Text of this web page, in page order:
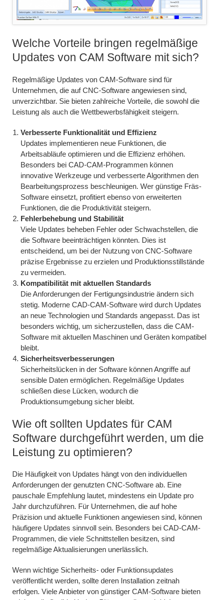
Welche Vorteile bringen regelmäßige
Updates von CAM Software mit sich?
Regelmäßige Updates von CAM-Software sind für
Unternehmen, die auf CNC-Software angewiesen sind,
unverzichtbar. Sie bieten zahlreiche Vorteile, die sowohl die
Leistung als auch die Wettbewerbsfähigkeit steigern.
Verbesserte Funktionalität und Effizienz
Updates implementieren neue Funktionen, die
Arbeitsabläufe optimieren und die Effizienz erhöhen.
Besonders bei CAD-CAM-Programmen können
innovative Werkzeuge und verbesserte Algorithmen den
Bearbeitungsprozess beschleunigen. Wer günstige Fräs-
Software einsetzt, profitiert ebenso von erweiterten
Funktionen, die die Produktivität steigern.
Fehlerbehebung und Stabilität
Viele Updates beheben Fehler oder Schwachstellen, die
die Software beeinträchtigen könnten. Dies ist
entscheidend, um bei der Nutzung von CNC-Software
präzise Ergebnisse zu erzielen und Produktionsstillstände
zu vermeiden.
Kompatibilität mit aktuellen Standards
Die Anforderungen der Fertigungsindustrie ändern sich
stetig. Moderne CAD-CAM-Software wird durch Updates
an neue Technologien und Standards angepasst. Das ist
besonders wichtig, um sicherzustellen, dass die CAM-
Software mit aktuellen Maschinen und Geräten kompatibel
bleibt.
Sicherheitsverbesserungen
Sicherheitslücken in der Software können Angriffe auf
sensible Daten ermöglichen. Regelmäßige Updates
schließen diese Lücken, wodurch die
Produktionsumgebung sicher bleibt.
Wie oft sollten Updates für CAM
Software durchgeführt werden, um die
Leistung zu optimieren?
Die Häufigkeit von Updates hängt von den individuellen
Anforderungen der genutzten CNC-Software ab. Eine
pauschale Empfehlung lautet, mindestens ein Update pro
Jahr durchzuführen. Für Unternehmen, die auf hohe
Präzision und aktuelle Funktionen angewiesen sind, können
häufigere Updates sinnvoll sein. Besonders bei CAD-CAM-
Programmen, die viele Schnittstellen besitzen, sind
regelmäßige Aktualisierungen unerlässlich.
Wenn wichtige Sicherheits- oder Funktionsupdates
veröffentlicht werden, sollte deren Installation zeitnah
erfolgen. Viele Anbieter von günstiger CAM-Software bieten